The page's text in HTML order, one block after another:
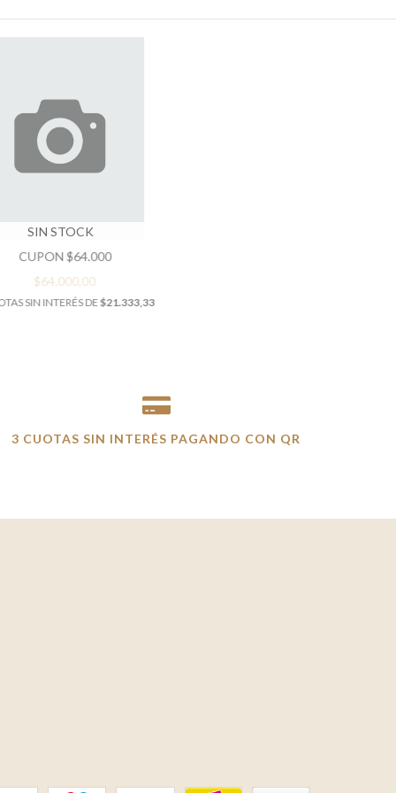
SIN STOCK
CUPON $64.000
$64.000,00
SIN INTERÉS DE$21.333,33
3 CUOTAS SIN INTERÉS PAGANDO CON QR